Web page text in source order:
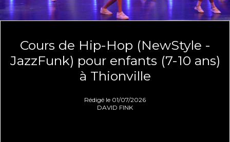
Cours de Hip-Hop (NewStyle -
JazzFunk) pour enfants (7-10 ans)
à Thionville
Rédigé le 01/07/2026
DAVID FINK